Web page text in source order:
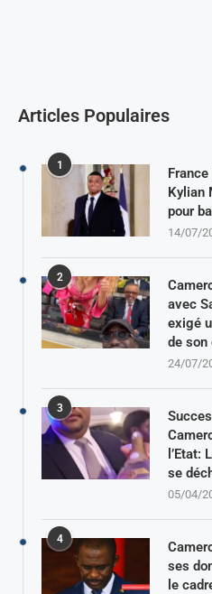
Articles Populaires
1
Kylian
pour
14/07/
2
avec
exigé
de son
24/07/
3
l’Etat:
se
05/04/
4
ses
le